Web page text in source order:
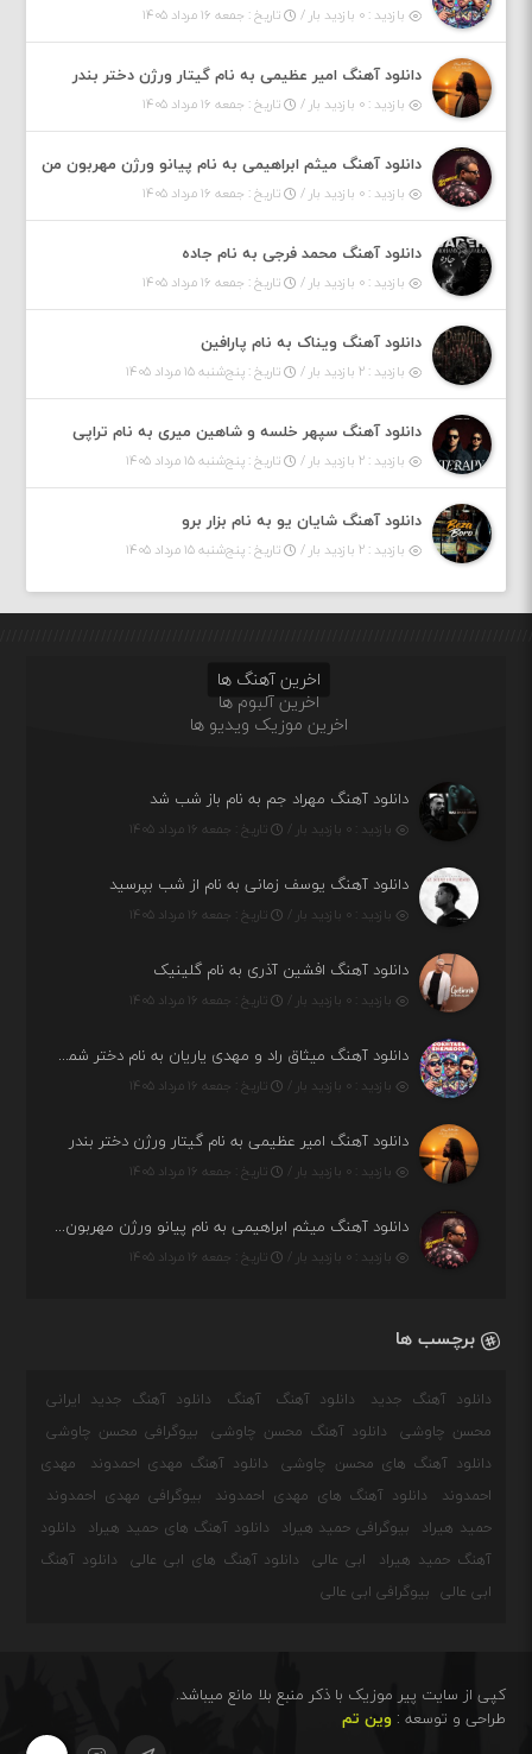
بازدید : ۰ بازدید بار / تاریخ : جمعه ۱۶ مرداد ۱۴۰۵
دانلود آهنگ امیر عظیمی به نام گیتار ورژن دختر بندر
بازدید : ۰ بازدید بار / تاریخ : جمعه ۱۶ مرداد ۱۴۰۵
دانلود آهنگ میثم ابراهیمی به نام پیانو ورژن مهربون من
بازدید : ۰ بازدید بار / تاریخ : جمعه ۱۶ مرداد ۱۴۰۵
دانلود آهنگ محمد فرجی به نام جاده
بازدید : ۰ بازدید بار / تاریخ : جمعه ۱۶ مرداد ۱۴۰۵
دانلود آهنگ ویناک به نام پارافین
بازدید : ۲ بازدید بار / تاریخ : پنج‌شنبه ۱۵ مرداد ۱۴۰۵
دانلود آهنگ سپهر خلسه و شاهین میری به نام تراپی
بازدید : ۲ بازدید بار / تاریخ : پنج‌شنبه ۱۵ مرداد ۱۴۰۵
دانلود آهنگ شایان یو به نام بزار برو
بازدید : ۲ بازدید بار / تاریخ : پنج‌شنبه ۱۵ مرداد ۱۴۰۵
اخرین آهنگ ها
اخرین آلبوم ها
اخرین موزیک ویدیو ها
دانلود آهنگ مهراد جم به نام باز شب شد
بازدید : ۰ بازدید بار / تاریخ : جمعه ۱۶ مرداد ۱۴۰۵
دانلود آهنگ یوسف زمانی به نام از شب بپرسید
بازدید : ۰ بازدید بار / تاریخ : جمعه ۱۶ مرداد ۱۴۰۵
دانلود آهنگ افشین آذری به نام گلینیک
بازدید : ۰ بازدید بار / تاریخ : جمعه ۱۶ مرداد ۱۴۰۵
دانلود آهنگ میثاق راد و مهدی یاریان به نام دختر شمرون
بازدید : ۰ بازدید بار / تاریخ : جمعه ۱۶ مرداد ۱۴۰۵
دانلود آهنگ امیر عظیمی به نام گیتار ورژن دختر بندر
بازدید : ۰ بازدید بار / تاریخ : جمعه ۱۶ مرداد ۱۴۰۵
دانلود آهنگ میثم ابراهیمی به نام پیانو ورژن مهربون من
بازدید : ۰ بازدید بار / تاریخ : جمعه ۱۶ مرداد ۱۴۰۵
برچسب ها
دانلود آهنگ جدید دانلود آهنگ آهنگ
دانلود آهنگ جدید ایرانی
محسن چاوشی
دانلود آهنگ محسن چاوشی
بیوگرافی محسن چاوشی
دانلود آهنگ های محسن چاوشی
دانلود آهنگ مهدی احمدوند
مهدی
احمدوند
دانلود آهنگ های مهدی احمدوند
بیوگرافی مهدی احمدوند
حمید هیراد
بیوگرافی حمید هیراد دانلود آهنگ های حمید هیراد
دانلود
آهنگ حمید هیراد
ابی عالی دانلود آهنگ های ابی عالی
دانلود آهنگ
ابی عالی
بیوگرافی ابی عالی
کپی از سایت پیر موزیک با ذکر منبع بلا مانع میباشد.
طراحی و توسعه :وین تم